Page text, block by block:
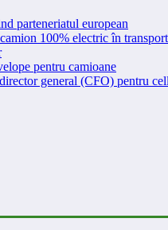
parteneriatul european
100% electric în
pentru camioane
general (CFO) pentru